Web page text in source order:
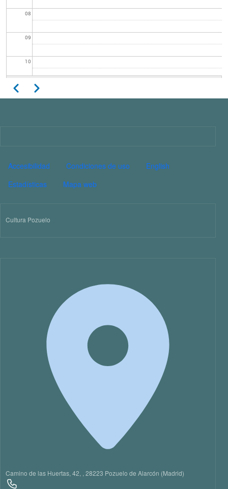
08
09
10
15
Paginación
AnteriorSiguiente
PIE DE PÁGINA CULTURA
Accesibilidad Condiciones de uso
English
Estadísticas
Mapa web
Cultura Pozuelo
Camino de las Huertas, 42, , 28223 Pozuelo de Alarcón (Madrid)